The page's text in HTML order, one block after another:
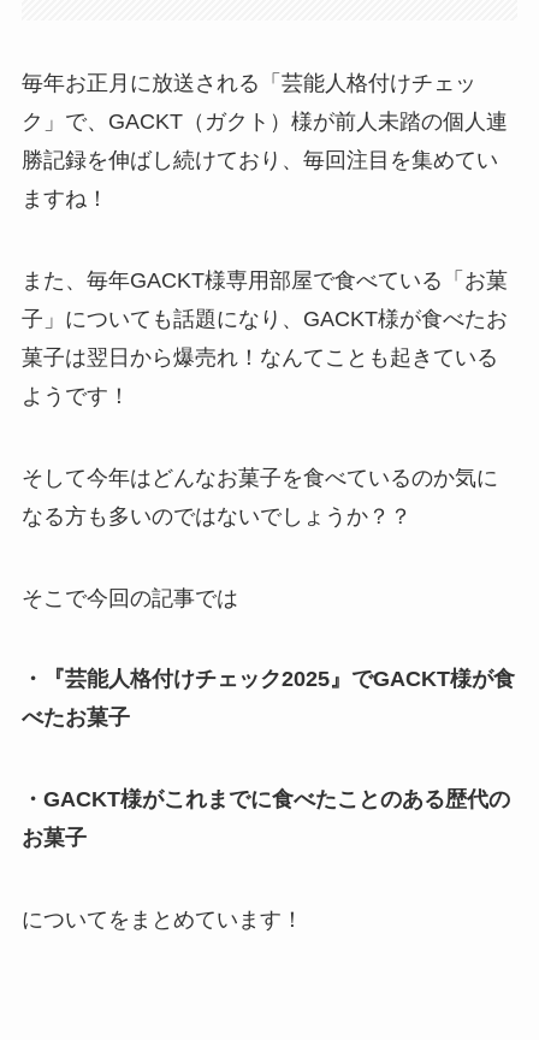
毎年お正月に放送される「芸能人格付けチェッ
ク」で、GACKT（ガクト）様が前人未踏の個人連
勝記録を伸ばし続けており、毎回注目を集めてい
ますね！
また、毎年GACKT様専用部屋で食べている「お菓
子」についても話題になり、GACKT様が食べたお
菓子は翌日から爆売れ！なんてことも起きている
ようです！
そして今年はどんなお菓子を食べているのか気に
なる方も多いのではないでしょうか？？
そこで今回の記事では
・『芸能人格付けチェック2025』でGACKT様が食
べたお菓子
・GACKT様がこれまでに食べたことのある歴代の
お菓子
についてをまとめています！